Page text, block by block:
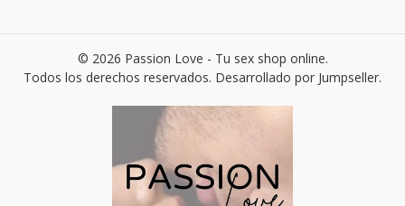
© 2026 Passion Love - Tu sex shop online.
Todos los derechos reservados. Desarrollado por Jumpseller.